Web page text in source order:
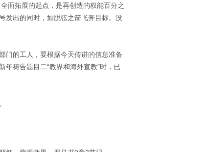
面拓展的起点，是再创造的权能百分之
发出的同时，如脱弦之箭飞奔目标。没
门的工人，要根据今天传讲的信息准备
祷告题目二“教界和海外宣教”时，已